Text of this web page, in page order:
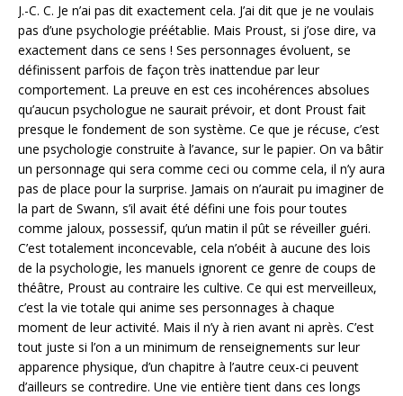
J.-C. C. Je n’ai pas dit exactement cela. J’ai dit que je ne voulais
pas d’une psychologie préétablie. Mais Proust, si j’ose dire, va
exactement dans ce sens ! Ses personnages évoluent, se
définissent parfois de façon très inattendue par leur
comportement. La preuve en est ces incohérences absolues
qu’aucun psychologue ne saurait prévoir, et dont Proust fait
presque le fondement de son système. Ce que je récuse, c’est
une psychologie construite à l’avance, sur le papier. On va bâtir
un personnage qui sera comme ceci ou comme cela, il n’y aura
pas de place pour la surprise. Jamais on n’aurait pu imaginer de
la part de Swann, s’il avait été défini une fois pour toutes
comme jaloux, possessif, qu’un matin il pût se réveiller guéri.
C’est totalement inconcevable, cela n’obéit à aucune des lois
de la psychologie, les manuels ignorent ce genre de coups de
théâtre, Proust au contraire les cultive. Ce qui est merveilleux,
c’est la vie totale qui anime ses personnages à chaque
moment de leur activité. Mais il n’y à rien avant ni après. C’est
tout juste si l’on a un minimum de renseignements sur leur
apparence physique, d’un chapitre à l’autre ceux-ci peuvent
d’ailleurs se contredire. Une vie entière tient dans ces longs